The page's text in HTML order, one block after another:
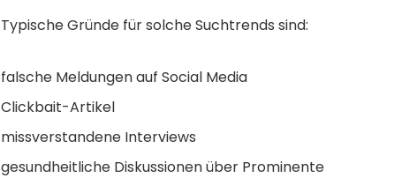
Typische Gründe für solche Suchtrends sind:
falsche Meldungen auf Social Media
Clickbait-Artikel
missverstandene Interviews
gesundheitliche Diskussionen über Prominente